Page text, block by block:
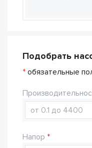
Подобрать
* обязательные
Напор